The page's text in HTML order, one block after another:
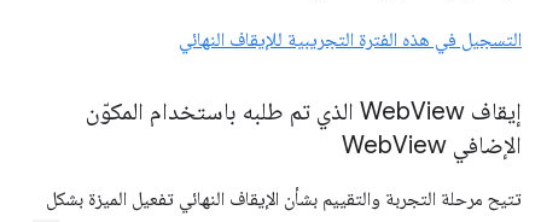
التسجيل في هذه الفترة التجريبية للإيقاف النهائي
إيقاف Web
View الذي تم طلبه باستخدام المكوّن
الإضافي Web View
تتيح مرحلة التجربة والتقييم بشأن الإيقاف النهائي تفعيل الميزة بشكل